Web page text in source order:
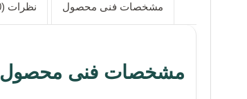
مشخصات فنی محصول نظرات (0)
مشخصات فنی محصول